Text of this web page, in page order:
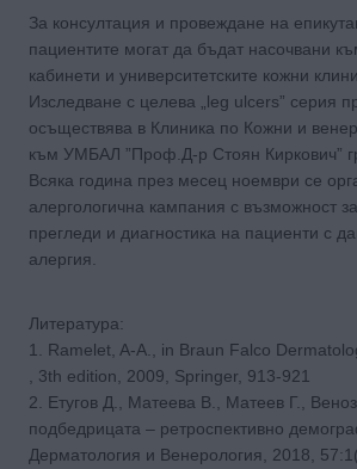
За консултация и провеждане на
пациентите могат да бъдат насочвани
кабинети и университетските кожни
Изследване с целева „leg ulcers” серия
осъществява в Клиника по Кожни и
към УМБАЛ ”Проф.Д-р Стоян Киркович”
Всяка година през месец ноември се
алергологична кампания с възможност
прегледи и диагностика на пациенти с
алергия.
Литература:
1. Ramelet, A-А., in Braun Falco
, 3th edition, 2009, Springer, 913-921
2. Етугов Д., Матеева В., Матеев Г.,
подбедрицата – ретроспективно
Дерматология и Венерология, 2018,